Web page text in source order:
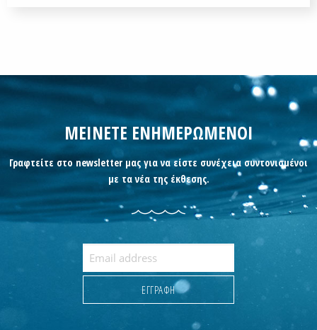
ΜΕΙΝΕΤΕ ΕΝΗΜΕΡΩΜΕΝΟΙ
Γραφτείτε στο newsletter μας για να είστε συνέχεια συντονισμένοι
με τα νέα της έκθεσης.